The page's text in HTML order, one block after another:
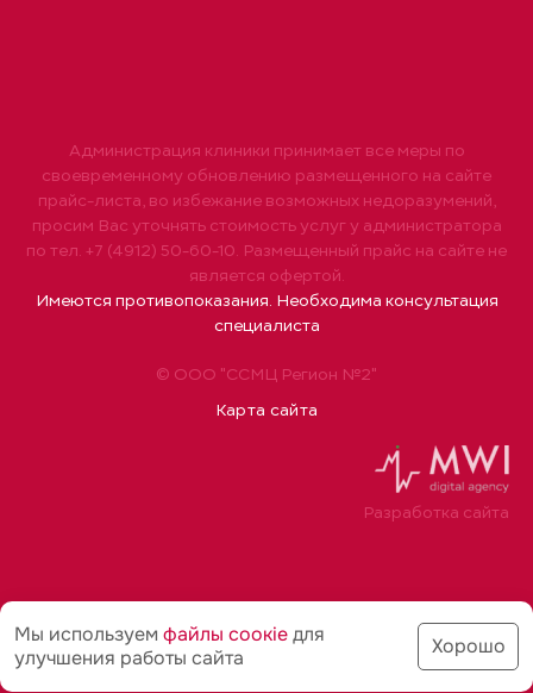
© ООО "ССМЦ Регион №2"
Карта сайта
Администрация клиники принимает все меры по
своевременному обновлению размещенного на сайте
прайс-листа, во избежание возможных недоразумений,
просим Вас уточнять стоимость услуг у администратора
по тел. +7 (4912) 50-60-10. Размещенный прайс на сайте не
является офертой.
Имеются противопоказания. Необходима консультация
специалиста
Разработка сайта
Мы используем файлы соoкіедля
улучшения работы сайта
Хорошо